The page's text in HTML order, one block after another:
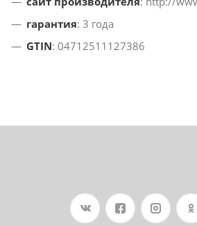
гарантия: 3 года
GTIN: 04712511127386